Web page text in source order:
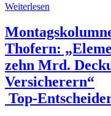
Weiterlesen
Thofern:
zehn Mrd.
Versicherern“
Top-